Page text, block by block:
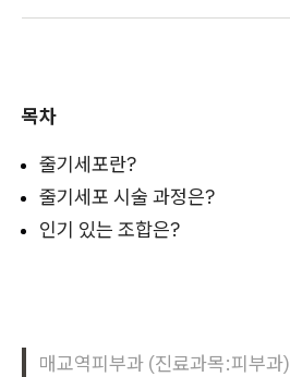
목차
줄기세포란?
줄기세포 시술 과정은?
인기 있는 조합은?
매교역피부과 (진료과목:피부과)